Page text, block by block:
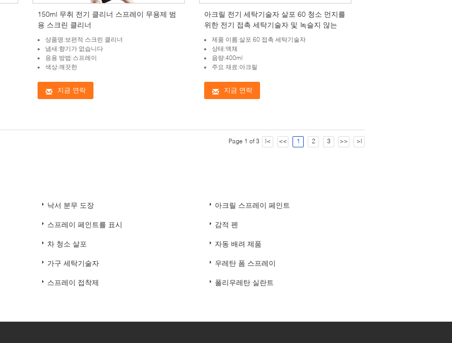
150ml 무취 전기 클리너 스프레이 무용제 범
용 스크린 클리너
상품명:보편적 스크린 클리너
냄새:향기가 없습니다
응용 방법:스프레이
색상:깨끗한
지금 연락
아크릴 전기 세탁기술자 살포 60 청소 먼지를
위한 전기 접촉 세탁기술자 및 녹슬지 않는
제품 이름:살포 60 접촉 세탁기술자
상태:액체
음량:400ml
주요 재료:아크릴
지금 연락
Page 1 of 3 |< << 1 2 3 >> >|
낙서 분무 도장 아크릴 스프레이 페인트
스프레이 페인트를 표시 감적 펜
차 청소 살포 자동 배려 제품
가구 세탁기술자 우레탄 폼 스프레이
스프레이 접착제 폴리우레탄 실란트